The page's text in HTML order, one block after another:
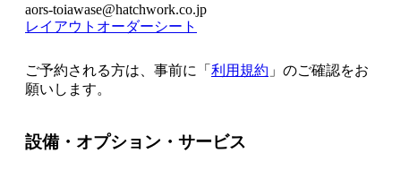
aors-toiawase@hatchwork.co.jp
レイアウトオーダーシート
ご予約される方は、事前に「 利用規約 」のご確認をお
願いします。
設備・オプション・サービス